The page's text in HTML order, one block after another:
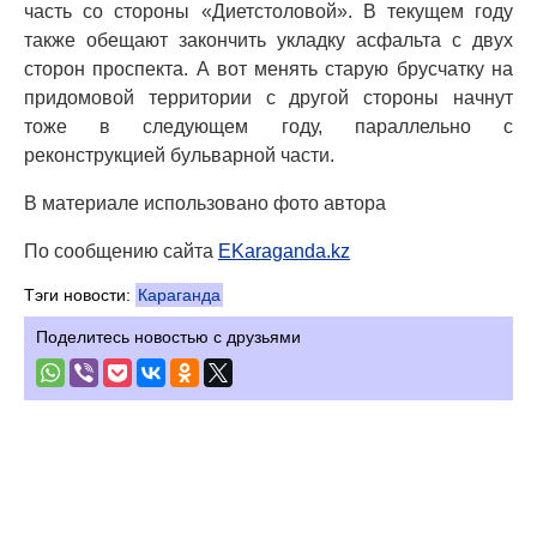
часть со стороны «Диетстоловой». В текущем году
также обещают закончить укладку асфальта с двух
сторон проспекта. А вот менять старую брусчатку на
придомовой территории с другой стороны начнут
тоже в следующем году, параллельно с
реконструкцией бульварной части.
В материале использовано фото автора
По сообщению сайта EKaraganda.kz
Тэги новости: Караганда
Поделитесь новостью с друзьями